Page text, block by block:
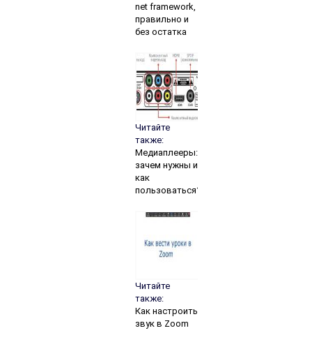
net framework,
правильно и
без остатка
Читайте
также:
Медиаплееры:
зачем нужны и
как
пользоваться?
Читайте
также:
Как настроить
звук в Zoom